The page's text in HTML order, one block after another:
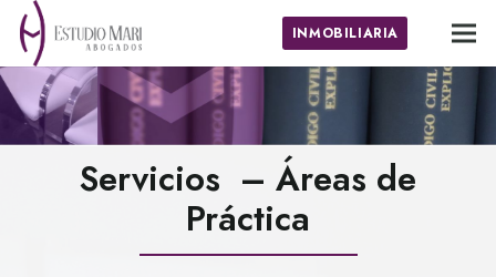
INMOBILIARIA
Servicios – Áreas de
Práctica